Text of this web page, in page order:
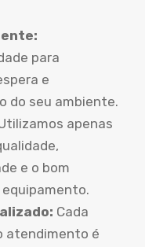
para
e
do seu ambiente.
apenas
e o bom
Cada
atendimento é